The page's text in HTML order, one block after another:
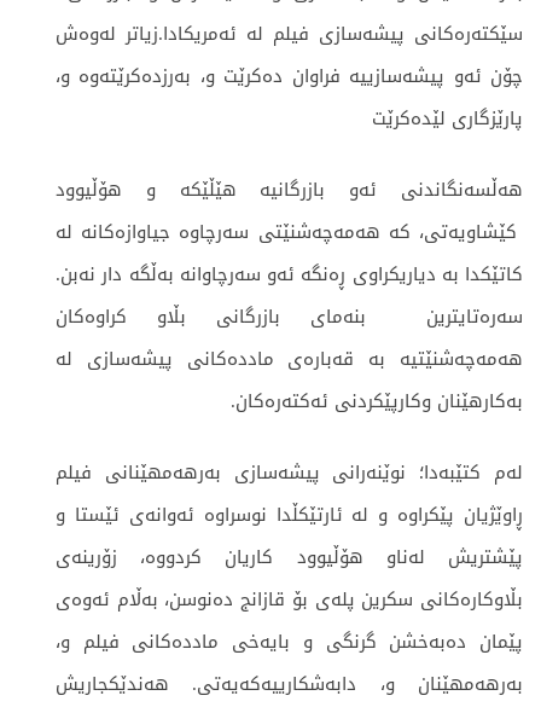
سێكته‌ره‌كانی پیشه‌سازی فیلم له‌ ئه‌مریكادا.زیاتر له‌وه‌ش
چۆن ئه‌و پیشه‌سازییه‌ فراوان ده‌كرێت و، به‌رزده‌كرێته‌وه‌ و،
پارێزگاری لێده‌كرێت
هه‌ڵسه‌نگاندنی ئه‌و بازرگانیه‌ ھێڵێكه‌ و هۆڵیوود
كێشاویه‌تی، كه‌ هه‌مه‌چه‌شنێتی سه‌رچاوه‌ جیاوازه‌كانه‌ له‌
كاتێكدا به‌ دیاریكراوی ڕه‌نگه‌ ئه‌و سه‌رچاوانه‌ به‌ڵگه‌ دار نه‌بن.
سه‌ره‌تایترین بنه‌مای بازرگانی بڵاو كراوه‌كان
هه‌مه‌چه‌شنێتیه‌ به‌ قه‌باره‌ی مادده‌كانی پیشه‌سازی له‌
به‌كارهێنان وكارپێكردنی ئه‌كته‌ره‌كان.
له‌م كتێبه‌دا؛ نوێنه‌رانی پیشه‌سازی به‌رهه‌مهێنانی فیلم
ڕاوێژیان پێكراوه‌ و له‌ ئارتێكڵدا نوسراوه‌ ئه‌وانه‌ی ئێستا و
پێشتریش له‌ناو هۆڵیوود كاریان كردووه‌، زۆرینه‌ی
بڵاوكاره‌كانی سكرین پله‌ی بۆ قازانج ده‌نوسن، به‌ڵام ئه‌وه‌ی
پێمان ده‌به‌خشن گرنگی و بایه‌خی مادده‌كانی فیلم و،
به‌رهه‌مهێنان و، دابه‌شكارییه‌كه‌یه‌تی. هه‌ندێكجاریش